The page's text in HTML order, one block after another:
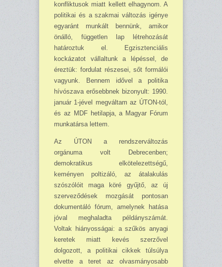
konfliktusok miatt kellett elhagynom. A
politikai és a szakmai változás igénye
egyaránt munkált bennünk, amikor
önálló, független lap létrehozását
határoztuk el. Egzisztenciális
kockázatot vállaltunk a lépéssel, de
éreztük: fordulat részesei, sőt formálói
vagyunk. Bennem idővel a politika
hívószava erősebbnek bizonyult: 1990.
január 1-jével megváltam az ÚTON-tól,
és az MDF hetilapja, a Magyar Fórum
munkatársa lettem.
Az ÚTON a rendszerváltozás
orgánuma volt Debrecenben;
demokratikus elkötelezettségű,
keményen poltizáló, az átalakulás
szószólóit maga köré gyűjtő, az új
szerveződések mozgását pontosan
dokumentáló fórum, amelynek hatása
jóval meghaladta példányszámát.
Voltak hiányosságai: a szűkös anyagi
keretek miatt kevés szerzővel
dolgozott, a politikai cikkek túlsúlya
elvette a teret az olvasmányosabb